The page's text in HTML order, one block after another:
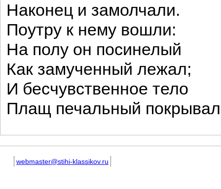
Наконец и замолчали.
Поутру к нему вошли:
На полу он посинелый
Как замученный лежал;
И бесчувственное тело
Плащ печальный
webmaster@stihi-klassikov.ru